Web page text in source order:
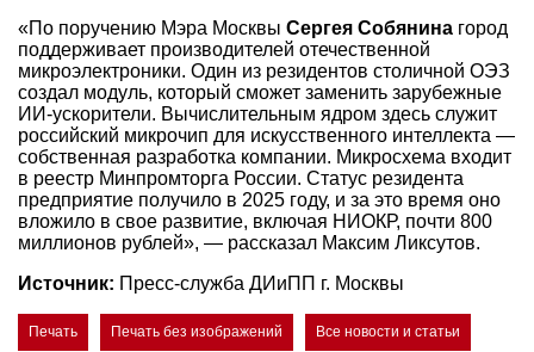
«По поручению Мэра Москвы Сергея Собянина город
поддерживает производителей отечественной
микроэлектроники. Один из резидентов столичной ОЭЗ
создал модуль, который сможет заменить зарубежные
ИИ-ускорители. Вычислительным ядром здесь служит
российский микрочип для искусственного интеллекта —
собственная разработка компании. Микросхема входит
в реестр Минпромторга России. Статус резидента
предприятие получило в 2025 году, и за это время оно
вложило в свое развитие, включая НИОКР, почти 800
миллионов рублей», — рассказал Максим Ликсутов.
Источник: Пресс-служба ДИиПП г. Москвы
Печать Печать без изображений Все новости и статьи